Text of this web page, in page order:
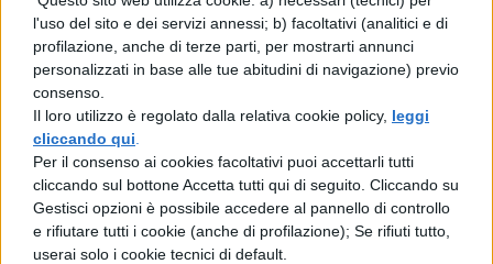
l'uso del sito e dei servizi annessi; b) facoltativi (analitici e di
profilazione, anche di terze parti, per mostrarti annunci
personalizzati in base alle tue abitudini di navigazione) previo
consenso.
Il loro utilizzo è regolato dalla relativa cookie policy, leggi
cliccando qui
Per il consenso ai cookies facoltativi puoi accettarli tutti
cliccando sul bottone Accetta tutti qui di seguito. Cliccando su
Gestisci opzioni è possibile accedere al pannello di controllo
e rifiutare tutti i cookie (anche di profilazione); Se rifiuti tutto,
userai solo i cookie tecnici di default.
troncato ciò che col consenso di tutte le
classi sociali si era fatto a vantaggio dello
stato; aveva cacciato me dalla patria,
depredato i miei beni, incendiato la mia
casa, perseguitato i miei figli e mia moglie,
dichiarato a Pompeo una guerra empia,
massacrato magistrati e privati cittadini,